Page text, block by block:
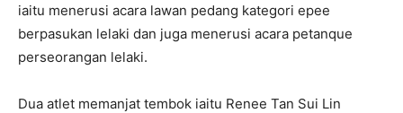
iaitu menerusi acara lawan pedang kategori epee
berpasukan lelaki dan juga menerusi acara petanque
perseorangan lelaki.
Dua atlet memanjat tembok iaitu Renee Tan Sui Lin